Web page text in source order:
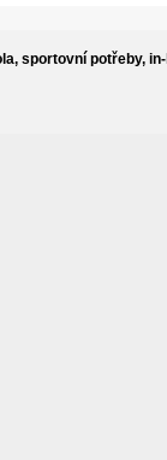
sportovní potřeby,